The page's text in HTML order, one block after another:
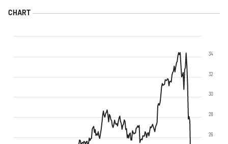
26
28
30
32
34